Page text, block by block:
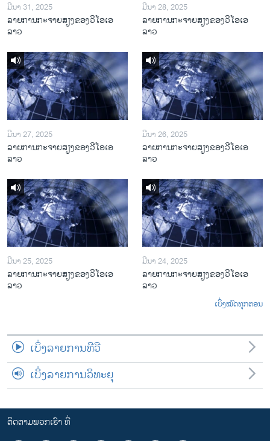
ມີນາ 31, 2025
ລາຍການກະຈາຍສຽງຂອງວີໂອເອ
ລາວ
ມີນາ 28, 2025
ລາຍການກະຈາຍສຽງຂອງວີໂອເອ
ລາວ
ມີນາ 27, 2025
ລາຍການກະຈາຍສຽງຂອງວີໂອເອ
ລາວ
ມີນາ 26, 2025
ລາຍການກະຈາຍສຽງຂອງວີໂອເອ
ລາວ
ມີນາ 25, 2025
ລາຍການກະຈາຍສຽງຂອງວີໂອເອ
ລາວ
ມີນາ 24, 2025
ລາຍການກະຈາຍສຽງຂອງວີໂອເອ
ລາວ
ເບິ່ງໝົດທຸກຕອນ
ເບິ່ງລາຍການທີວີ
ເບິ່ງລາຍການວິທະຍຸ
ຕິດຕາມພວກເຮົາ ທີ່